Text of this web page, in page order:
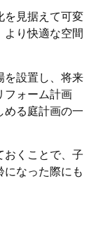
を見据えて可変
より快適な空間
を設置し、将来
フォーム計画
める庭計画の一
おくことで、子
になった際にも